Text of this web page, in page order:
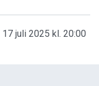
17 juli 2025 kl. 20:00